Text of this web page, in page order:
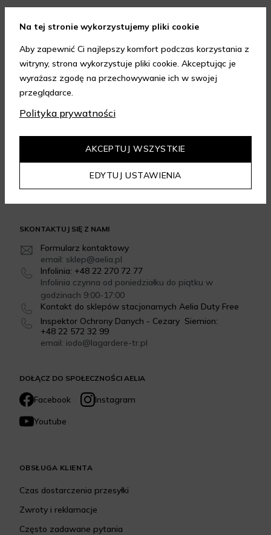
DOŁĄCZ DO SPOŁECZNOŚCI AELIA
Facebook
Instagram
Youtube
SKONTAKTUJ SIĘ Z NAMI
Formularz kontaktowy
email: sklep@aelia.pl
Infolinia: +48 22 270 72 77
Infolinia czynna od poniedziałku do piątku w
godzinach 9:00-17:00
Kontakt do sklepów stacjonarnych Aelia Duty Free
Inspektor Ochrony Danych - Cezary Siemion:
+48 22 572 32 99
email: iodo@lagardere-tr.pl
FORMY DOSTAWY
OBSŁUGA KLIENTA
Czas dostarczenia przesyłki
Zwroty i reklamacje
Często zadawane pytania
Dowiedz się więcej
Na tej stronie wykorzystujemy pliki cookie
Aby zapewnić Ci najlepszy komfort podczas korzystania z
witryny, strona wykorzystuje pliki cookie. Akceptując je
wyrażasz zgodę na przechowywanie ich w swojej
przeglądarce.
Polityka prywatności
EDYTUJ USTAWIENIA
AKCEPTUJ WSZYSTKIE